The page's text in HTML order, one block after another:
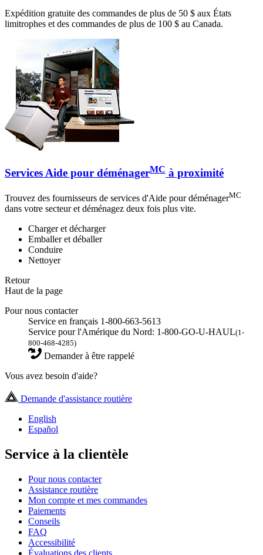
Expédition gratuite des commandes de plus de 50 $ aux États
limitrophes et des commandes de plus de 100 $ au Canada.
Services Aide pour déménagerMC à proximité
Trouvez des fournisseurs de services d'Aide pour déménagerMC
dans votre secteur et déménagez deux fois plus vite.
Charger et décharger
Emballer et déballer
Conduire
Nettoyer
Retour
Haut de la page
Pour nous contacter
Service en français 1-800-663-5613
Service pour l'Amérique du Nord: 1-800-GO-U-HAUL(1-
800-468-4285)
Demander à être rappelé
Vous avez besoin d'aide?
Demande d'assistance routière
English
Español
Service à la clientèle
Pour nous contacter
Assistance routière
Mon compte et mes commandes
Paiements
Conseils
FAQ
Accessibilité
Évaluations des clients